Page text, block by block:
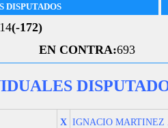
DISPUTADOS
(-172)
EN CONTRA:693
X IGNACIO MARTINEZ